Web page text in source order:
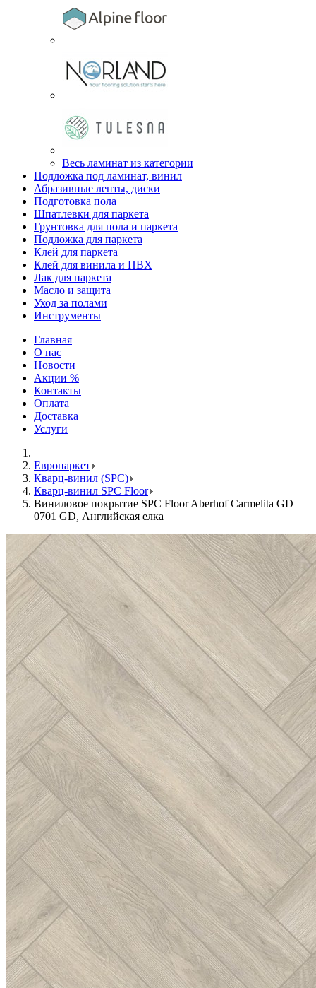
Весь ламинат из категории
Подложка под ламинат, винил
Абразивные ленты, диски
Подготовка пола
Шпатлевки для паркета
Грунтовка для пола и паркета
Подложка для паркета
Клей для паркета
Клей для винила и ПВХ
Лак для паркета
Масло и защита
Уход за полами
Инструменты
Главная
О нас
Новости
Акции %
Контакты
Оплата
Доставка
Услуги
Европаркет
Кварц-винил (SPC)
Кварц-винил SPC Floor
Виниловое покрытие SPC Floor Aberhof Carmelita GD
0701 GD, Английская елка